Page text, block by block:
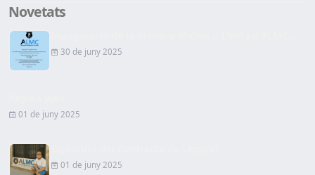
Novetats
30 de juny 2025
01 de juny 2025
01 de juny 2025